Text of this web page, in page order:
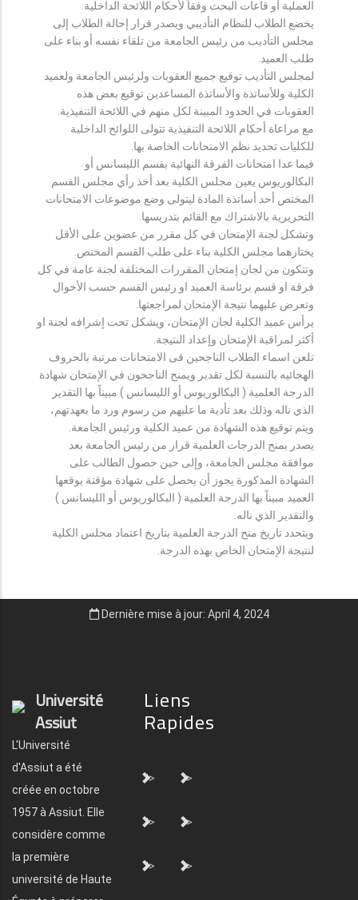
العملية أو قاعات البحث وفقاً لأحكام اللائحة الداخلية.
يخضع الطلاب للنظام التأديبي ويصدر قرار إحالة الطلاب إلى
مجلس التأديب من رئيس الجامعة من تلقاء نفسه أو بناء على
طلب العميد.
لمجلس التأديب توقيع جميع العقوبات ولرئيس الجامعة ولعميد
الكلية وللأساتذة والأساتذة المساعدين توقيع بعض هذه
العقوبات في الحدود المبينة لكل منهم في اللائحة التنفيذية.
مع مراعاة أحكام اللائحة التنفيذية تتولى اللوائح الداخلية
للكليات تحديد نظم الامتحانات الخاصة بها.
فيما عدا امتحانات الفرقة النهائية بقسم الليسانس أو
البكالوريوس يعين مجلس الكلية بعد أخذ رأي مجلس القسم
المختص أحد أساتذة المادة ليتولى وضع موضوعات الامتحانات
التحريرية بالاشتراك مع القائم بتدريسها.
وتشكل لجنة الإمتحان في كل مقرر من عضوين على الأقل
يختارهما مجلس الكلية بناء على طلب القسم المختص.
وتتكون من لجان إمتحان المقررات المختلفة لجنة عامة في كل
فرقة او قسم برئاسة العميد او رئيس القسم حسب الأحوال
وتعرض عليهما نتيجة الإمتحان لمراجعتها.
يرأس عميد الكلية لجان الإمتحان، ويشكل تحت إشرافه لجنة او
أكثر لمراقبة الإمتحان وإعداد النتيجة.
تلعن اسماء الطلاب الناجحين فى الامتحانات مرتبة بالحروف
الهجائيه بالنسبة لكل تقدير ويمنح الناجحون في الإمتحان شهادة
الدرجة العلمية ( البكالوريوس أو الليسانس ) مبيناً بها التقدير
الذي ناله وذلك بعد تأدية ما عليهم من رسوم ورد ما بعهدتهم،
ويتم توقيع هذه الشهادة من عميد الكلية ورئيس الجامعة.
يصدر بمنح الدرجات العلمية قرار من رئيس الجامعة بعد
موافقة مجلس الجامعة، وإلى حين حصول الطالب على
الشهادة المذكورة يجوز أن يحصل على شهادة مؤقتة يوقعها
العميد مبيناً بها الدرجة العلمية ( البكالوريوس أو الليسانس )
والتقدير الذي ناله.
ويتحدد تاريخ منح الدرجة العلمية بتاريخ اعتماد مجلس الكلية
لنتيجة الإمتحان الخاص بهذه الدرجة.
Dernière mise à jour: April 4, 2024
Université
Assiut
L'Université
d'Assiut a été
créée en octobre
1957 à Assiut. Elle
considère comme
la première
université de Haute
Liens
Rapides
"> ">
"> ">
"> ">